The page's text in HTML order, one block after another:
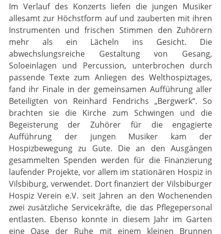
Im Verlauf des Konzerts liefen die jungen Musiker
allesamt zur Höchstform auf und zauber­ten mit ihren
Instrumenten und frischen Stimmen den Zuhörern
mehr als ein Lächeln ins Gesicht. Die
abwechslungsreiche Gestaltung von Gesang,
Soloeinlagen und Percussion, unterbrochen durch
passende Texte zum Anliegen des Welthospiztages,
fand ihr Finale in der gemeinsamen Aufführung aller
Beteiligten von Reinhard Fendrichs „Bergwerk“. So
brach­­ten sie die Kirche zum Schwingen und die
Begeisterung der Zuhörer für die engagierte
Aufführung der jungen Musiker kam der
Hospizbewegung zu Gute. Die an den Ausgängen
gesammelten Spenden werden für die Finanzierung
laufender Projekte, vor allem im stationären Hospiz in
Vilsbiburg, verwendet. Dort finanziert der Vilsbiburger
Hospiz Verein e.V. seit Jahren an den Wochenenden
zwei zusätzliche Servicekräfte, die das Pflegeperso­nal
entlasten. Ebenso konnte in diesem Jahr im Garten
eine Oase der Ruhe mit einem kleinen Brunnen